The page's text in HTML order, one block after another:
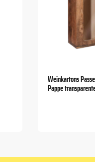
Weinkartons
Pappe